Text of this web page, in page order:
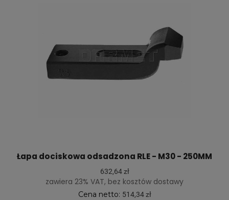
Łapa dociskowa odsadzona RLE - M30 - 250MM
632,64 zł
zawiera 23% VAT, bez kosztów dostawy
Cena netto: 514,34 zł